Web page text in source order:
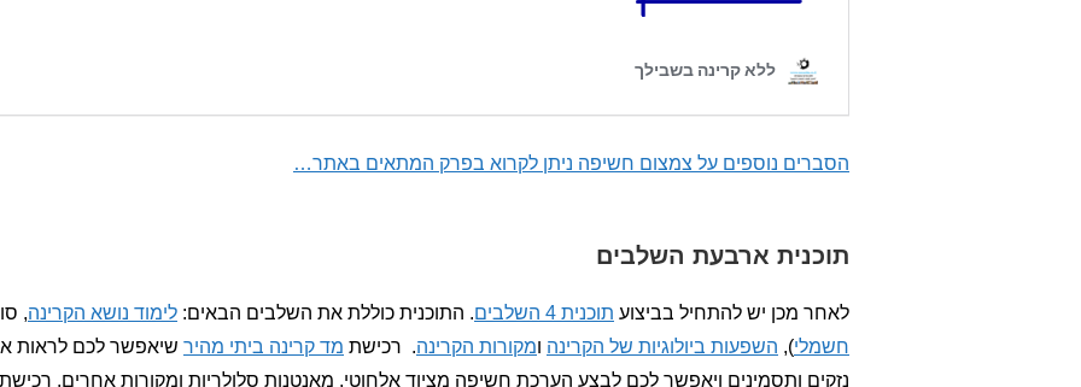
הסברים נוספים על צמצום חשיפה ניתן לקרוא בפרק המתאים באתר…
תוכנית ארבעת השלבים
לאחר מכן יש להתחיל בביצוע תוכנית 4 השלבים . התוכנית כוללת את השלבים הבאים: לימוד נושא הקרינה,
חשמלי), השפעות ביולוגיות של הקרינה ומקורות הקרינה. רכישת מד קרינה ביתי מהיר שיאפשר לכם לראות
נזקים ותסמינים ויאפשר לכם לבצע הערכת חשיפה מציוד אלחוטי, מאנטנות סלולריות ומקורות אחרים.